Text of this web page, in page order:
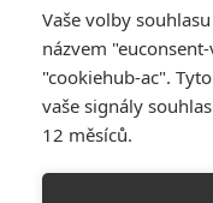
Hobbs a Shaw byli
Vaše volby
názvem
"cookiehub-ac".
vaše signály
12 měsíců.